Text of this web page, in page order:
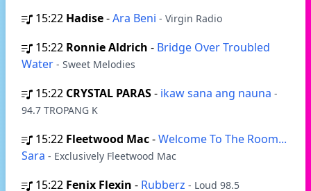
15:22 Hadise-Ara Beni - Virgin Radio
15:22 Ronnie Aldrich - Bridge Over Troubled
Water - Sweet Melodies
15:22 CRYSTAL PARAS- ikaw sana ang nauna -
94.7 TROPANG K
15:22 Fleetwood Mac-Welcome To The Room...
Sara - Exclusively Fleetwood Mac
15:22 Fenix Flexin - Rubberz - Loud 98.5